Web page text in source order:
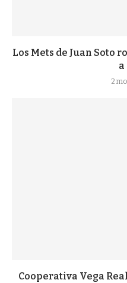
Los Mets de Juan Soto
a
2
Cooperativa Vega